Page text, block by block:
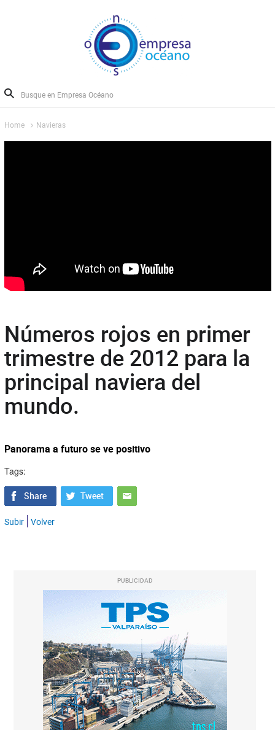
Home Navieras
Números rojos en primer
trimestre de 2012 para la
principal naviera del
mundo.
Panorama a futuro se ve positivo
Tags:
Subir Volver
PUBLICIDAD